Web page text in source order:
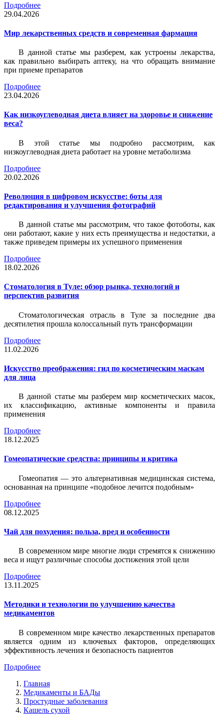
Подробнее
29.04.2026
Мир лекарственных средств и современная фармация
В данной статье мы разберем, как устроены лекарства,
как правильно выбирать аптеку, на что обращать внимание
при приеме препаратов
Подробнее
23.04.2026
Как низкоуглеводная диета влияет на здоровье и снижение
веса?
В этой статье мы подробно рассмотрим, как
низкоуглеводная диета работает на уровне метаболизма
Подробнее
20.02.2026
Революция в цифровом искусстве: боты для
редактирования и улучшения фотографий
В данной статье мы рассмотрим, что такое фотоботы, как
они работают, какие у них есть преимущества и недостатки, а
также приведем примеры их успешного применения
Подробнее
18.02.2026
Стоматология в Туле: обзор рынка, технологий и
перспектив развития
Стоматологическая отрасль в Туле за последние два
десятилетия прошла колоссальный путь трансформации
Подробнее
11.02.2026
Искусство преображения: гид по косметическим маскам
для лица
В данной статье мы разберем мир косметических масок,
их классификацию, активные компоненты и правила
применения
Подробнее
18.12.2025
Гомеопатические средства: принципы и критика
Гомеопатия — это альтернативная медицинская система,
основанная на принципе «подобное лечится подобным»
Подробнее
08.12.2025
Чай для похудения: польза, вред и особенности
В современном мире многие люди стремятся к снижению
веса и ищут различные способы достижения этой цели
Подробнее
13.11.2025
Методики и технологии по улучшению качества
медикаментов
В современном мире качество лекарственных препаратов
является одним из ключевых факторов, определяющих
эффективность лечения и безопасность пациентов
Подробнее
Главная
Медикаменты и БАДы
Простудные заболевания
Кашель сухой